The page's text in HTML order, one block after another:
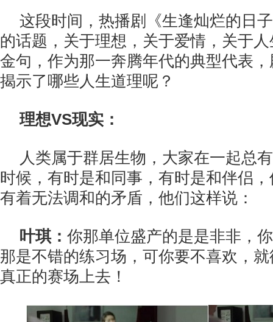
这段时间，热播剧《生逢灿烂的日
的话题，关于理想，关于爱情，关于
金句，作为那一奔腾年代的典型代表
揭示了哪些人生道理呢？
理想VS现实：
人类属于群居生物，大家在一起总
时候，有时是和同事，有时是和伴侣
有着无法调和的矛盾，他们这样说：
叶琪： 你那单位盛产的是是非非，
那是不错的练习场，可你要不喜欢，
真正的赛场上去！